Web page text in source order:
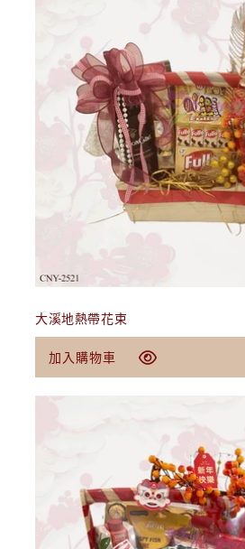
大溪地熱帶花束
定
價
$69.00 USD
加入購物車